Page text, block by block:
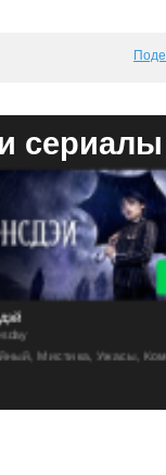
сериалы
Мистика, Ужасы,